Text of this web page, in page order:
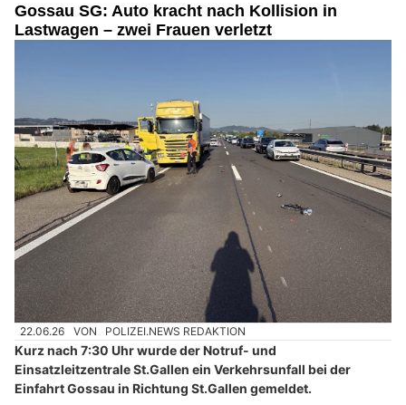
Gossau SG: Auto kracht nach Kollision in
Lastwagen – zwei Frauen verletzt
22.06.26 VON POLIZEI.NEWS REDAKTION
Kurz nach 7:30 Uhr wurde der Notruf- und
Einsatzleitzentrale St.Gallen ein Verkehrsunfall bei der
Einfahrt Gossau in Richtung St.Gallen gemeldet.